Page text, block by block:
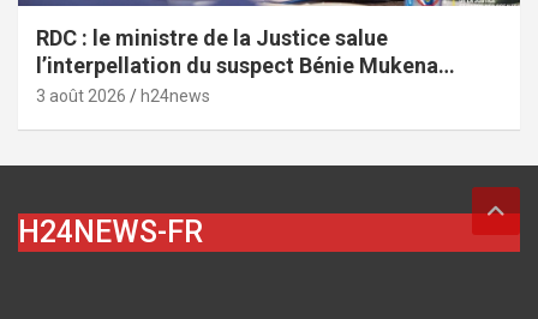
RDC : le ministre de la Justice salue
l’interpellation du suspect Bénie Mukena
depuis Brazzaville dans l’affaire de
3 août 2026 h24news
H24NEWS-FR